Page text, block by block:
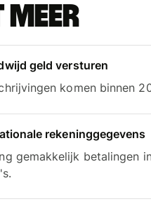
geld versturen
komen binnen
rekeninggegevens
gemakkelijk betalingen